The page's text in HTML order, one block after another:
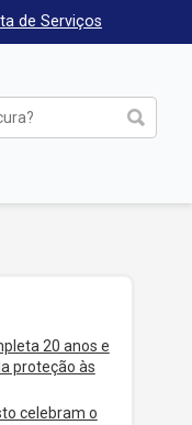
de Serviços
20 anos e
proteção às
celebram o